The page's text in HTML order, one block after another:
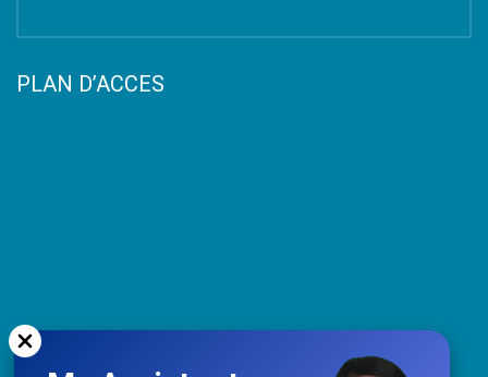
PLAN D’ACCES